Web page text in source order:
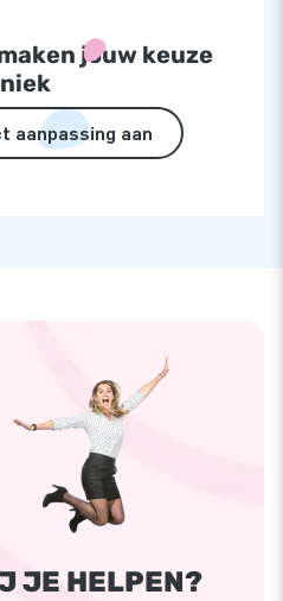
jouw keuze
aanpassing aan
JE HELPEN?